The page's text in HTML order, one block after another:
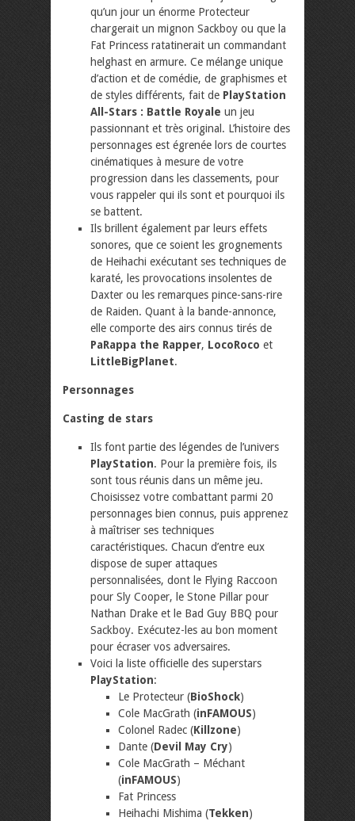
qu’un jour un énorme Protecteur
chargerait un mignon Sackboy ou que la
Fat Princess ratatinerait un commandant
helghast en armure. Ce mélange unique
d’action et de comédie, de graphismes et
de styles différents, fait de PlayStation
All-Stars : Battle Royale un jeu
passionnant et très original. L’histoire des
personnages est égrenée lors de courtes
cinématiques à mesure de votre
progression dans les classements, pour
vous rappeler qui ils sont et pourquoi ils
se battent.
Ils brillent également par leurs effets
sonores, que ce soient les grognements
de Heihachi exécutant ses techniques de
karaté, les provocations insolentes de
Daxter ou les remarques pince-sans-rire
de Raiden. Quant à la bande-annonce,
elle comporte des airs connus tirés de
PaRappa the Rapper, LocoRoco et
LittleBigPlanet.
Personnages
Casting de stars
Ils font partie des légendes de l’univers
PlayStation. Pour la première fois, ils
sont tous réunis dans un même jeu.
Choisissez votre combattant parmi 20
personnages bien connus, puis apprenez
à maîtriser ses techniques
caractéristiques. Chacun d’entre eux
dispose de super attaques
personnalisées, dont le Flying Raccoon
pour Sly Cooper, le Stone Pillar pour
Nathan Drake et le Bad Guy BBQ pour
Sackboy. Exécutez-les au bon moment
pour écraser vos adversaires.
Voici la liste officielle des superstars
PlayStation:
Le Protecteur (BioShock)
Cole MacGrath (inFAMOUS)
Colonel Radec (Killzone)
Dante (Devil May Cry)
Cole MacGrath – Méchant
(inFAMOUS)
Fat Princess
Heihachi Mishima (Tekken)